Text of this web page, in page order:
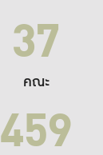
37
คณะ
459